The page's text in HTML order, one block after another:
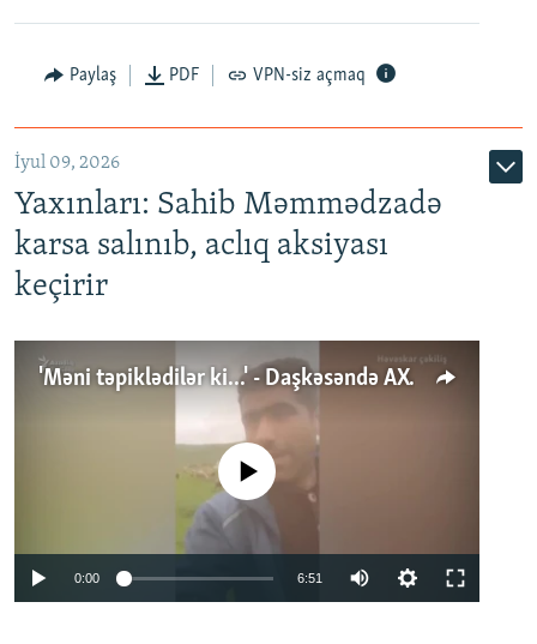
Paylaş PDF VPN-siz açmaq
İyul 09, 2026
Yaxınları: Sahib Məmmədzadə
karsa salınıb, aclıq aksiyası
keçirir
'Məni təpiklədilər ki...' - Daşkəsəndə AXCP fəalının yaxınları onun həbsinə etiraz edirlər
No media source currently available
0:00 6:51